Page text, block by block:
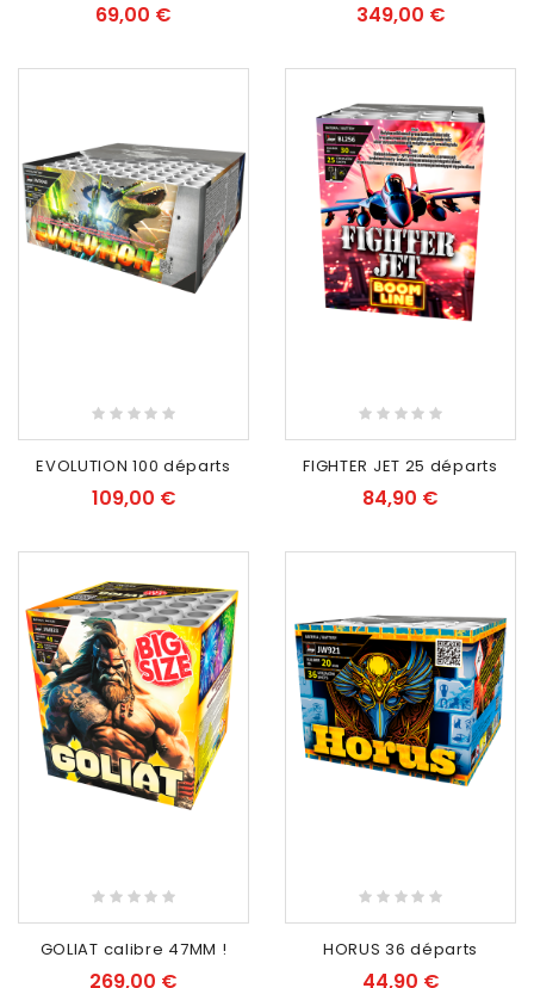
69,00 € 349,00 €
EXCLUSIVITÉ WEB
EVOLUTION 100 départs
109,00 €
RUPTURE DE STOCK
FIGHTER JET 25 départs
84,90 €
RUPTURE DE STOCK
GOLIAT calibre 47MM !
269,00 €
RUPTURE DE STOCK
HORUS 36 départs
44,90 €